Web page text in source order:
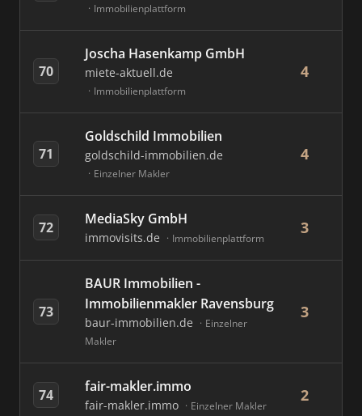
Immobilienplattform
70
Joscha Hasenkamp GmbH
miete-aktuell.de
Immobilienplattform
4
71
Goldschild Immobilien
goldschild-immobilien.de
Einzelner Makler
4
72 MediaSky GmbH
immovisits.de Immobilienplattform
3
73
BAUR Immobilien -
Immobilienmakler Ravensburg
baur-immobilien.de
Einzelner
Makler
3
74 fair-makler.immo
fair-makler.immo Einzelner Makler
2